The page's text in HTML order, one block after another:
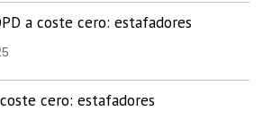
a coste cero: estafadores
cero: estafadores